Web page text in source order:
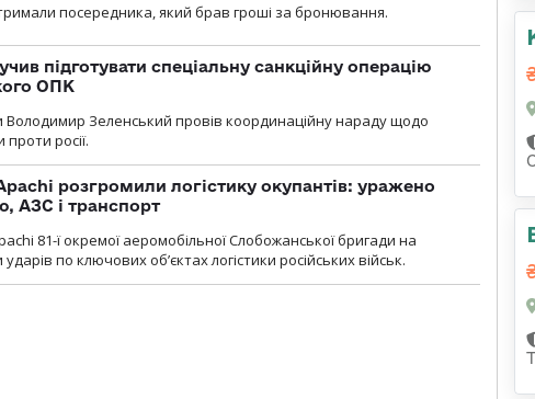
посередника, який брав гроші за бронювання.
підготувати спеціальну санкційну операцію
ОПК
Володимир Зеленський провів координаційну нараду щодо
проти росії.
розгромили логістику окупантів: уражено
АЗС і транспорт
81-ї окремої аеромобільної Слобожанської бригади на
по ключових об’єктах логістики російських військ.